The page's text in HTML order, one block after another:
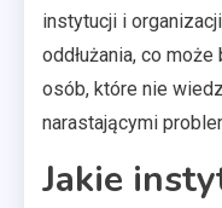
instytucji i
oddłużania, co
osób, które nie
narastającymi
Jakie